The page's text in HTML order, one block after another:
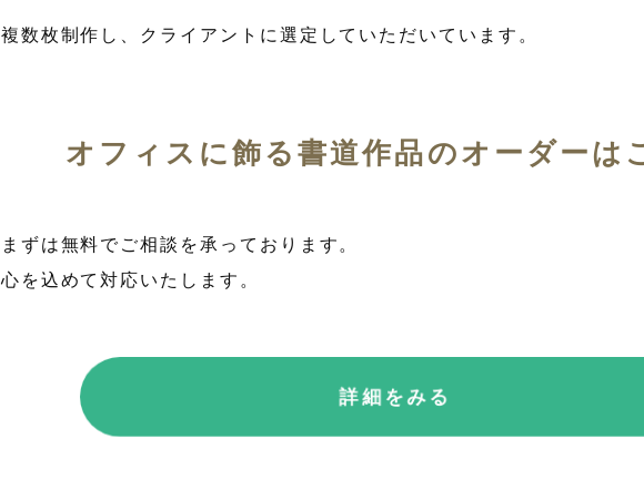
複数枚制作し、クライアントに選定していただいています。
オフィスに飾る書道作品のオーダーは
まずは無料でご相談を承っております。
心を込めて対応いたします。
詳細をみる